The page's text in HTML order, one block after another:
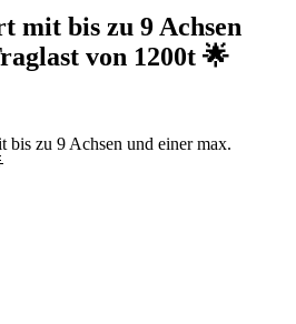
mit bis zu 9 Achsen
von 1200t 🌟
bis zu 9 Achsen und einer max.